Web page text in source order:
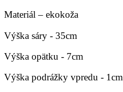
Materiál – ekokoža
Výška sáry - 35cm
Výška opätku - 7cm
Výška podrážky vpredu - 1cm